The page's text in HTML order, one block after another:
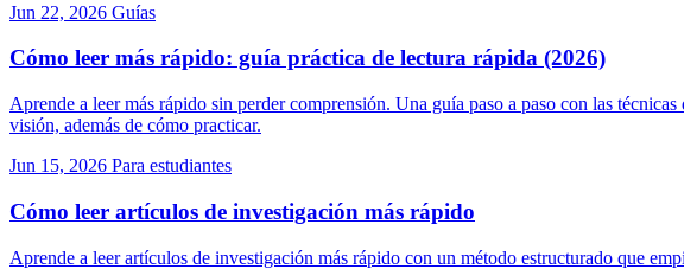
Jun 22, 2026 Guías
Cómo leer más rápido: guía práctica de lectura rápida (2026)
Aprende a leer más rápido sin perder comprensión. Una guía paso a paso con las
visión, además de cómo practicar.
Jun 15, 2026 Para estudiantes
Cómo leer artículos de investigación más rápido
Aprende a leer artículos de investigación más rápido con un método estructurado que